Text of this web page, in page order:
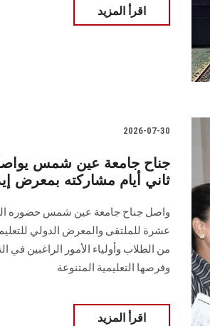
اقرأ المزيد
2026-07-30
جناح جامعة عين شمس
ثاني أيام مشاركته بمعرض
واصل جناح جامعة عين شمس حضوره
من الطلاب وأولياء الأمور الراغبين في
وفرصها التعليمية المتنوعة
اقرأ المزيد